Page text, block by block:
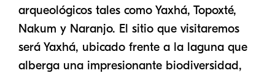
arqueológicos tales como Yaxhá, Topoxté,
Nakum y Naranjo. El sitio que visitaremos
será Yaxhá, ubicado frente a la laguna que
alberga una impresionante biodiversidad,